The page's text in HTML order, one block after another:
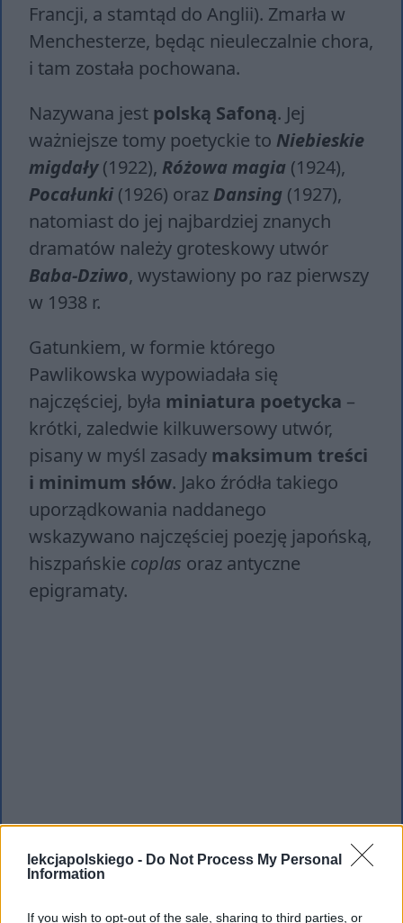
lekcjapolskiego - Do Not Process My Personal
Information
If you wish to opt-out of the sale, sharing to third parties, or
Francji, a stamtąd do Anglii). Zmarła w
Menchesterze, będąc nieuleczalnie chora,
i tam została pochowana.
Nazywana jest polską Safoną. Jej
ważniejsze tomy poetyckie to Niebieskie
migdały(1922), Różowa magia (1924),
Pocałunki (1926) oraz Dansing (1927),
natomiast do jej najbardziej znanych
dramatów należy groteskowy utwór
Baba-Dziwo, wystawiony po raz pierwszy
w 1938 r.
Gatunkiem, w formie którego
Pawlikowska wypowiadała się
najczęściej, była miniatura poetycka –
krótki, zaledwie kilkuwersowy utwór,
pisany w myśl zasady maksimum treści
i minimum słów. Jako źródła takiego
uporządkowania naddanego
wskazywano najczęściej poezję japońską,
hiszpańskie coplas oraz antyczne
epigramaty.